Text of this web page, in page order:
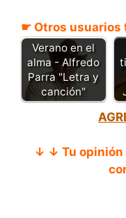
☛ Otros usuarios
Verano en el
alma - Alfredo
Parra "Letra y
canción"
↓ ↓ Tu opinión